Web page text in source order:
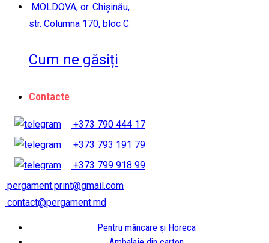
MOLDOVA, or. Chișinău,
str. Columna 170, bloc C
Cum ne găsiți
Contacte
+373 790 444 17
+373 793 191 79
+373 799 918 99
pergament.print@gmail.com
contact@pergament.md
Pentru mâncare și Horeca